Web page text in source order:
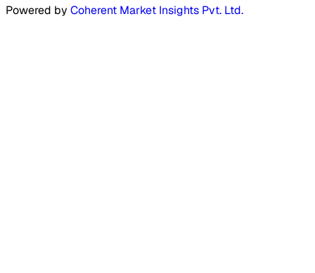
Powered by Coherent Market Insights Pvt. Ltd.